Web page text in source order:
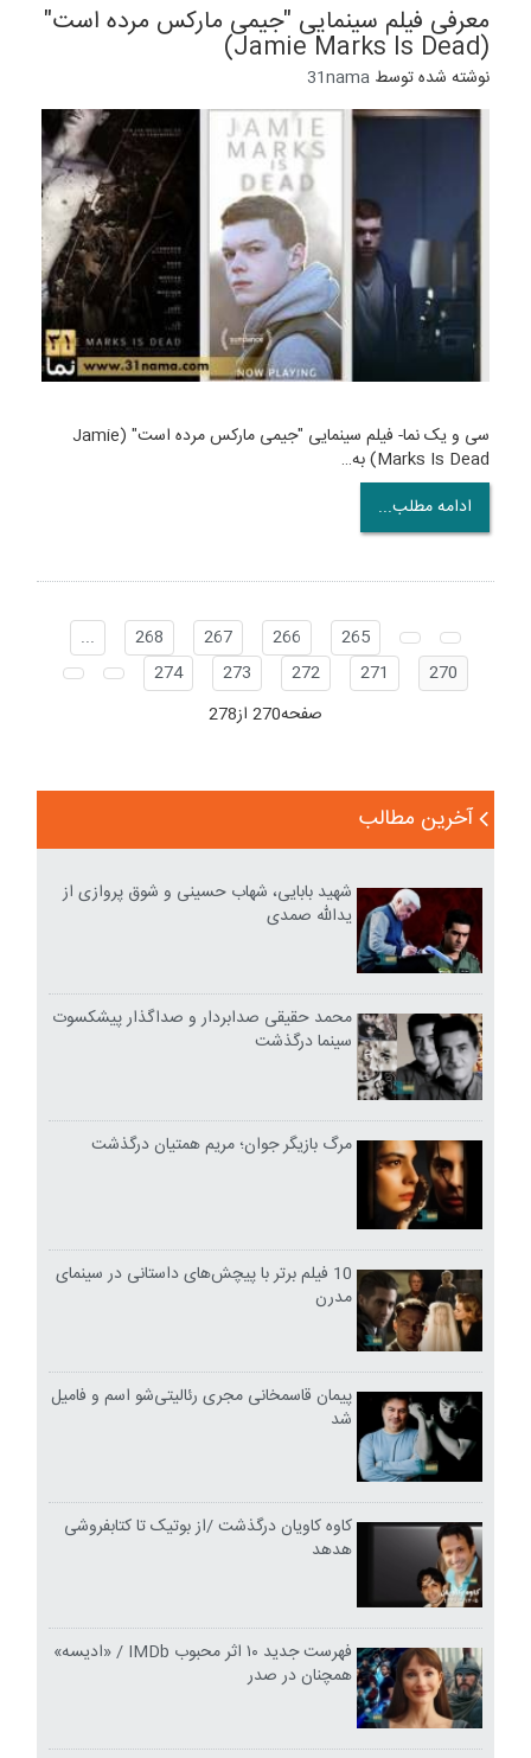
معرفی فیلم سینمایی "جیمی مارکس مرده است"
(Jamie Marks Is Dead)
نوشته شده توسط 31nama
سی و یک نما- فیلم سینمایی "جیمی مارکس مرده است" (Jamie
Marks Is Dead) به…
ادامه مطلب...
265
266
267
268
...
270
271
272
273
274
صفحه270 از278
آخرین مطالب
شهید بابایی، شهاب حسینی و شوق پروازی از
یدالله صمدی
محمد حقیقی صدابردار و صداگذار پیشکسوت
سینما درگذشت
مرگ بازیگر جوان؛ مریم همتیان درگذشت
10 فیلم برتر با پیچش‌های داستانی در سینمای
مدرن
پیمان قاسمخانی مجری رئالیتی‌شو اسم و فامیل
شد
کاوه کاویان درگذشت /از بوتیک تا کتابفروشی
هدهد
فهرست جدید ۱۰ اثر محبوب IMDb / «ادیسه»
همچنان در صدر